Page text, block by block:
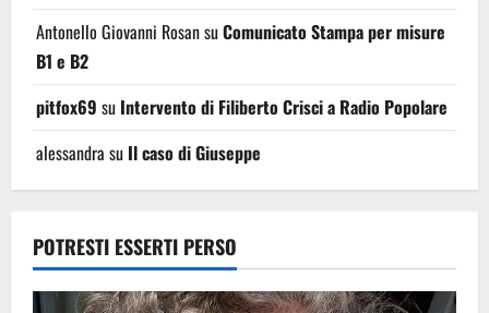
Antonello Giovanni RosansuComunicato Stampa per misure
B1 e B2
pitfox69 su Intervento di Filiberto Crisci a Radio Popolare
alessandra su Il caso di Giuseppe
POTRESTI ESSERTI PERSO